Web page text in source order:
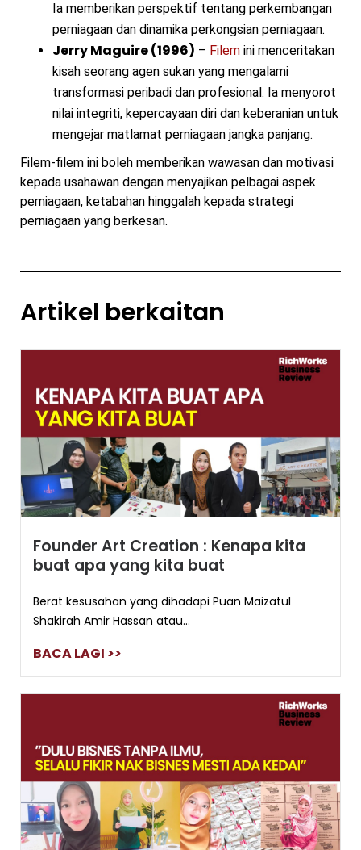
Ia memberikan perspektif tentang perkembangan
perniagaan dan dinamika perkongsian perniagaan.
Jerry Maguire (1996) – Filem ini menceritakan
kisah seorang agen sukan yang mengalami
transformasi peribadi dan profesional. Ia menyorot
nilai integriti, kepercayaan diri dan keberanian untuk
mengejar matlamat perniagaan jangka panjang.
Filem-filem ini boleh memberikan wawasan dan motivasi
kepada usahawan dengan menyajikan pelbagai aspek
perniagaan, ketabahan hinggalah kepada strategi
perniagaan yang berkesan.
Artikel berkaitan
Founder Art Creation : Kenapa kita
buat apa yang kita buat
Berat kesusahan yang dihadapi Puan Maizatul
Shakirah Amir Hassan atau...
BACA LAGI >>